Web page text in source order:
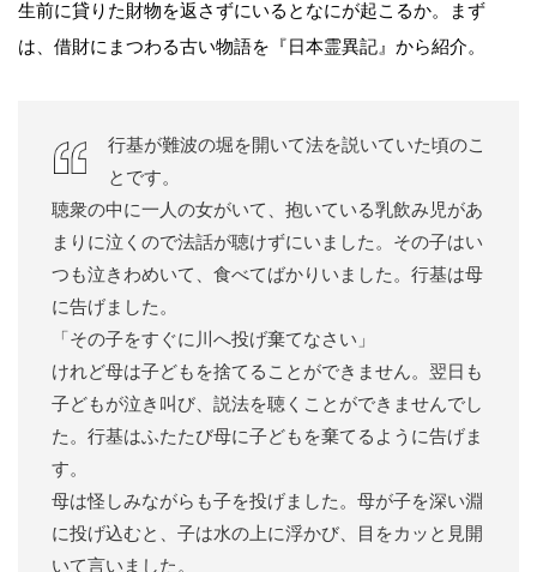
生前に貸りた財物を返さずにいるとなにが起こるか。まず
は、借財にまつわる古い物語を『日本霊異記』から紹介。
行基が難波の堀を開いて法を説いていた頃のこ
とです。
聴衆の中に一人の女がいて、抱いている乳飲み児があ
まりに泣くので法話が聴けずにいました。その子はい
つも泣きわめいて、食べてばかりいました。行基は母
に告げました。
「その子をすぐに川へ投げ棄てなさい」
けれど母は子どもを捨てることができません。翌日も
子どもが泣き叫び、説法を聴くことができませんでし
た。行基はふたたび母に子どもを棄てるように告げま
す。
母は怪しみながらも子を投げました。母が子を深い淵
に投げ込むと、子は水の上に浮かび、目をカッと見開
いて言いました。